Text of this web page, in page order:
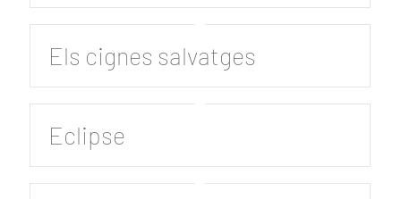
Els cignes salvatges
Eclipse